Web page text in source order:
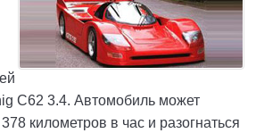
C62 3.4. Автомобиль может
километров в час и разогнаться